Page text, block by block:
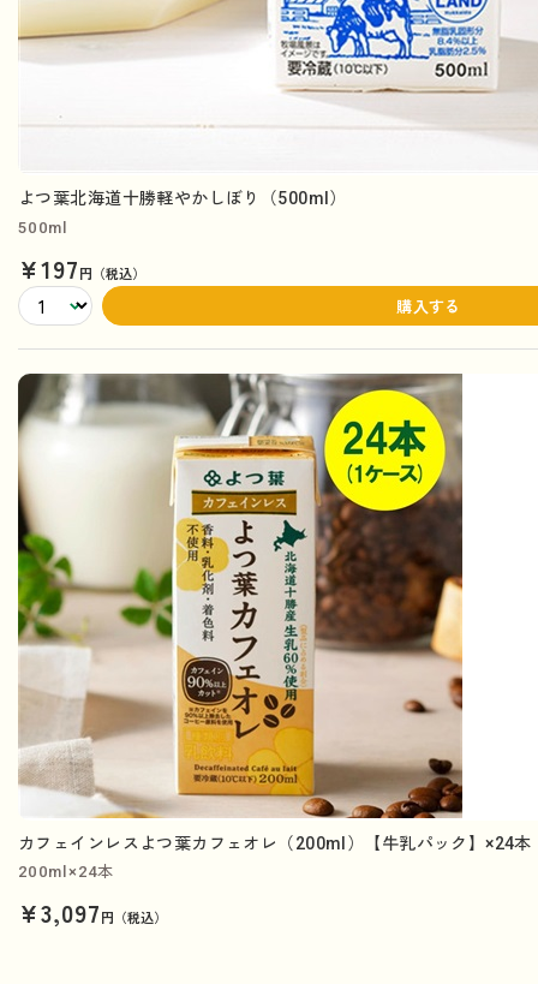
よつ葉北海道十勝軽やかしぼり（500ml）
500ml
¥197円（税込）
購入する
カフェインレスよつ葉カフェオレ（200ml）【牛乳パック】×24本
200ml×24本
¥3,097円（税込）